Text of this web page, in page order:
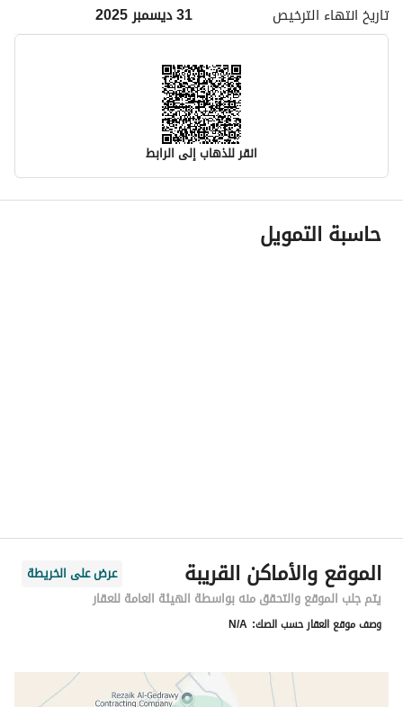
تاريخ انتهاء الترخيص 31 ديسمبر 2025
انقر للذهاب إلى الرابط
معلومات مسؤول الإعلان
اسم المسؤول
رقم المبنى
1142
الرقم الاضافي
خط العرض
24.85836488207371
حاسبة التمويل
الموقع والأماكن القريبة
عرض على الخريطة
يتم جلب الموقع والتحقق منه بواسطة الهيئة العامة للعقار
وصف موقع العقار حسب الصك: N/A